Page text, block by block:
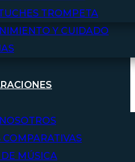
TROMPETA
Y CUIDADO
COMPARATIVAS
MÚSICA